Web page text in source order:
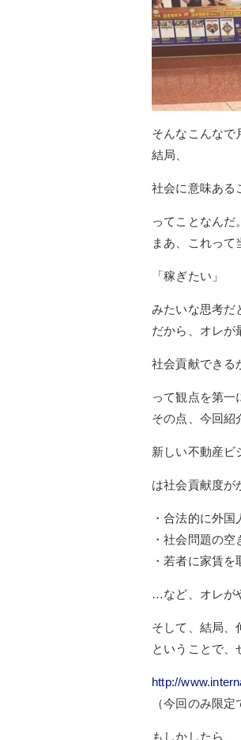
そんなこんなで
結局、
社会に意味ある
ってことなんだ。
まあ、これって
「稼ぎたい」
みたいな思考だ
だから、オレが
社会貢献できる
って観点を第一
その点、今回紹
新しい不動産ビ
は社会貢献度が
・合法的に外
・社会問題の
・若者に家賃
…など、オレが
そして、結局、
ということで、
http://
（今回のみ限
もしかしたら、